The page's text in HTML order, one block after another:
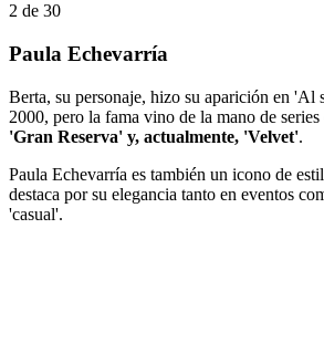
2 de 30
Paula Echevarría
Berta, su personaje, hizo su aparición en 'Al
2000, pero la fama vino de la mano de
'Gran Reserva' y, actualmente, 'Velvet'.
Paula Echevarría es también un icono de
destaca por su elegancia tanto en eventos
'casual'.